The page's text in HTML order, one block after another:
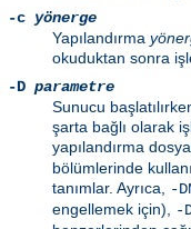
-c yönerge
Yapılandırma
okuduktan sonra
-D parametre
Sunucu
şarta bağlı olarak
yapılandırma
bölümlerinde
tanımlar. Ayrıca, -
engellemek için), -